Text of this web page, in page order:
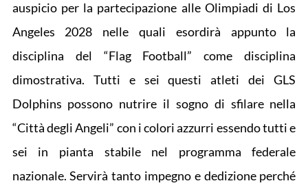
auspicio per la partecipazione alle Olimpiadi di Los
Angeles 2028 nelle quali esordirà appunto la
disciplina del “Flag Football” come disciplina
dimostrativa. Tutti e sei questi atleti dei GLS
Dolphins possono nutrire il sogno di sfilare nella
“Città degli Angeli” con i colori azzurri essendo tutti e
sei in pianta stabile nel programma federale
nazionale. Servirà tanto impegno e dedizione perché